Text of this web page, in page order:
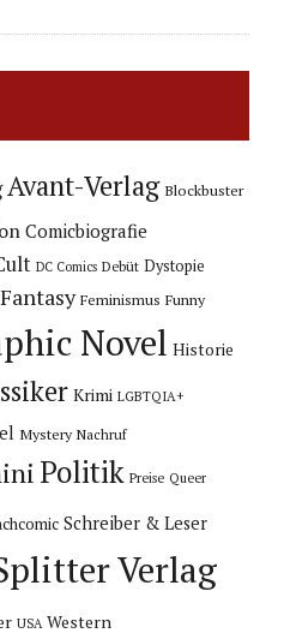
Avant-Verlag Blockbuster
Comicbiografie
DC Comics Debüt Dystopie
Fantasy Feminismus Funny
Novel Historie
Krimi LGBTQIA+
Mystery Nachruf
Politik Preise Queer
Schreiber & Leser
Verlag
USA Western